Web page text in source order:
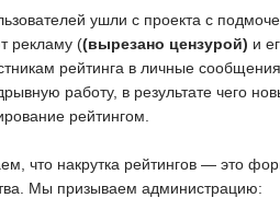
ушли с проекта с
рекламу ((вырезано цензурой) и
рейтинга в личные
работу, в результате чего
рейтингом.
что накрутка рейтингов — это
Мы призываем администрацию: